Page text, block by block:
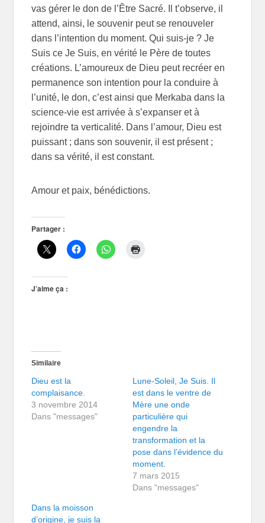
vas gérer le don de l’Être Sacré. Il t’observe, il
attend, ainsi, le souvenir peut se renouveler
dans l’intention du moment. Qui suis-je ? Je
Suis ce Je Suis, en vérité le Père de toutes
créations. L’amoureux de Dieu peut recréer en
permanence son intention pour la conduire à
l’unité, le don, c’est ainsi que Merkaba dans la
science-vie est arrivée à s’expanser et à
rejoindre ta verticalité. Dans l’amour, Dieu est
puissant ; dans son souvenir, il est présent ;
dans sa vérité, il est constant.
Amour et paix, bénédictions.
Partager :
J’aime ça :
Similaire
Dieu est la
complaisance.
3 novembre 2014
Dans "messages"
Lune-Soleil, Je Suis. Il
est dans le ventre de
Mère une onde
particulière qui
engendre la
transformation et la
pose dans l’évidence du
moment.
7 mars 2015
Dans "messages"
Dans la moisson
d’origine, je suis la